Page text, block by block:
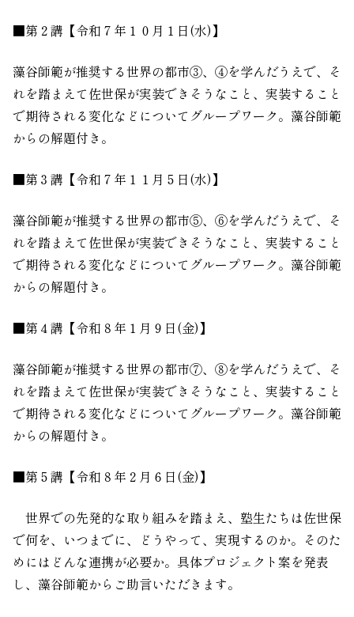
■第２講【令和７年１０月１日(水)】
藻谷師範が推奨する世界の都市③、④を学んだうえで、そ
れを踏まえて佐世保が実装できそうなこと、実装すること
で期待される変化などについてグループワーク。藻谷師範
からの解題付き。
■第３講【令和７年１１月５日(水)】
藻谷師範が推奨する世界の都市⑤、⑥を学んだうえで、そ
れを踏まえて佐世保が実装できそうなこと、実装すること
で期待される変化などについてグループワーク。藻谷師範
からの解題付き。
■第４講【令和８年１月９日(金)】
藻谷師範が推奨する世界の都市⑦、⑧を学んだうえで、そ
れを踏まえて佐世保が実装できそうなこと、実装すること
で期待される変化などについてグループワーク。藻谷師範
からの解題付き。
■第５講【令和８年２月６日(金)】
世界での先発的な取り組みを踏まえ、塾生たちは佐世保
で何を、いつまでに、どうやって、実現するのか。そのた
めにはどんな連携が必要か。具体プロジェクト案を発表
し、藻谷師範からご助言いただきます。